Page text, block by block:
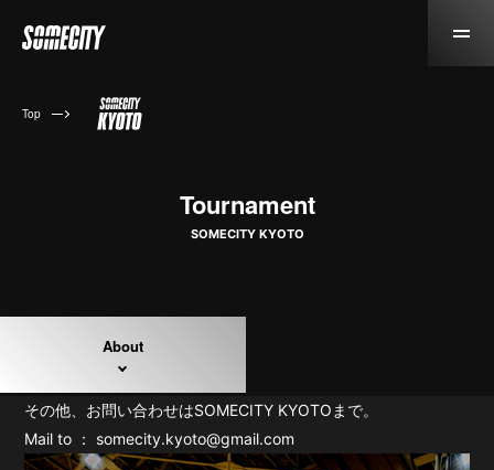
Top
Tournament
SOMECITY KYOTO
About
その他、お問い合わせはSOMECITY KYOTOまで。
Mail to ： somecity.kyoto@gmail.com